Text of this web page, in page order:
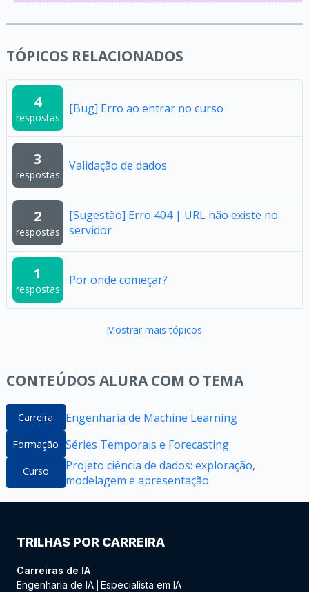
TÓPICOS RELACIONADOS
4
respostas
[Bug] Erro ao entrar no curso
3
respostas
Validação de dados
2
respostas
[Sugestão] Erro 404 | URL não existe no
servidor
1
respostas
Por onde começar?
Mostrar mais tópicos
CONTEÚDOS ALURA COM O TEMA
Carreira Engenharia de Machine Learning
Formação Séries Temporais e Forecasting
Curso
Projeto ciência de dados: exploração,
modelagem e apresentação
TRILHAS POR CARREIRA
Carreiras de IA
Engenharia de IA Especialista em IA